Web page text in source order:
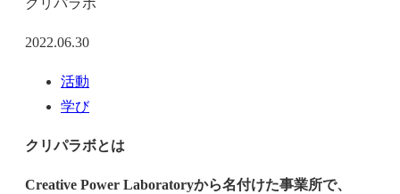
クリパラボ
2022.06.30
活動
学び
クリパラボとは
Creative Power Laboratoryから名付けた事業所で、